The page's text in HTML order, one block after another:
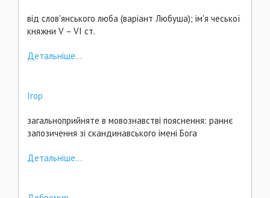
від слов'янського люба (варіант Любуша); ім'я чеської
княжни V – VI ст.
Детальніше...
Ігор
загальноприйняте в мовознавстві пояснення: раннє
запозичення зі скандинавського імені Бога
Детальніше...